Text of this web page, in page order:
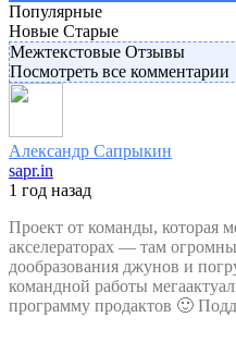
Популярные
Новые Старые
Межтекстовые Отзывы
Посмотреть все комментарии
Александр Сапрыкин
sapr.in
1 год назад
Проект от команды, которая
акселераторах — там
дообразования джунов и
командной работы
программу продактов 🙂